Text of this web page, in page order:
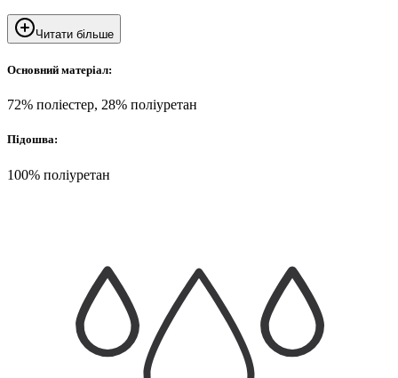
Читати більше
Основний матеріал:
72% поліестер, 28% поліуретан
Підошва:
100% поліуретан